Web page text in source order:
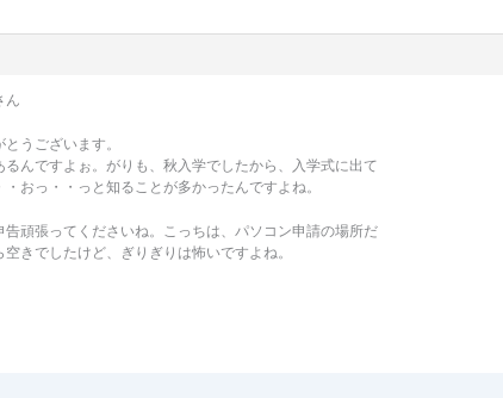
ん
とうございます。
るんですよぉ。がりも、秋入学でしたから、入学式に出て
・おっ・・っと知ることが多かったんですよね。
告頑張ってくださいね。こっちは、パソコン申請の場所だ
空きでしたけど、ぎりぎりは怖いですよね。